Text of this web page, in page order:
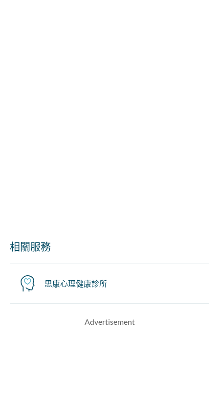
相關服務
思康心理健康診所
Advertisement